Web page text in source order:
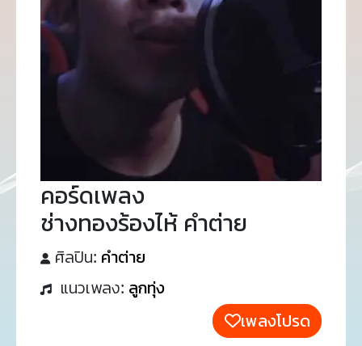
คอร์ดเพลง
ช่างทองร้องไห้ คำต่าย
ศิลปิน: คำต่าย
แนวเพลง: ลูกทุ่ง
เพลงโปรด